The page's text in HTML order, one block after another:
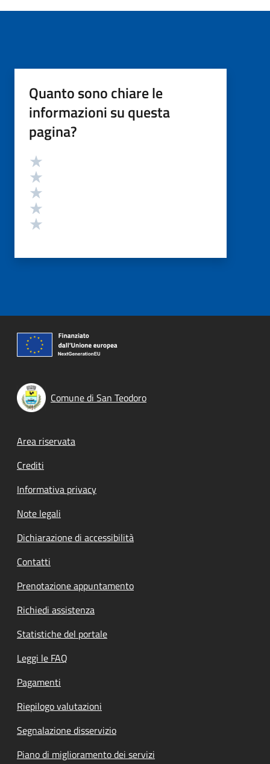
Quanto sono chiare le
informazioni su questa
pagina?
Valutazione
Comune di San Teodoro
Footer menu
Area riservata
Crediti
Informativa privacy
Note legali
Dichiarazione di accessibilità
Contatti
Prenotazione appuntamento
Richiedi assistenza
Statistiche del portale
Leggi le FAQ
Pagamenti
Riepilogo valutazioni
Segnalazione disservizio
Piano di miglioramento dei servizi